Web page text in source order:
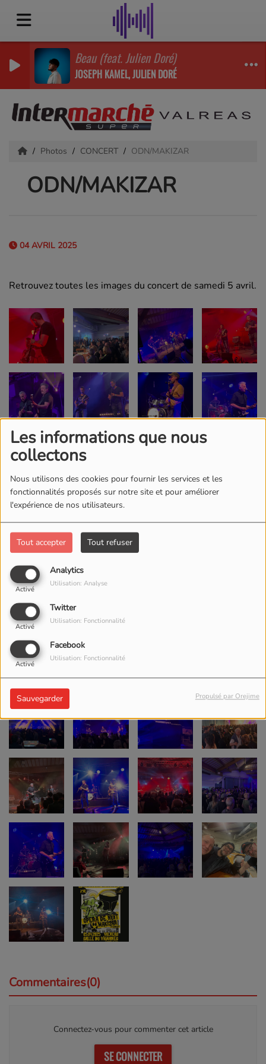
Les informations que nous
collectons
Nous utilisons des cookies pour fournir les services et les
fonctionnalités proposés sur notre site et pour améliorer
l'expérience de nos utilisateurs.
Tout accepter Tout refuser
Analytics
Activé
Utilisation: Analyse
Twitter
Activé
Utilisation: Fonctionnalité
Facebook
Activé
Utilisation: Fonctionnalité
Sauvegarder Propulsé par Orejime
Beau (feat. Julien Doré)
JOSEPH KAMEL, JULIEN DORÉ
Photos CONCERT ODN/MAKIZAR
ODN/MAKIZAR
04 AVRIL 2025
Retrouvez toutes les images du concert de samedi 5 avril.
Commentaires(0)
Connectez-vous pour commenter cet article
SE CONNECTER